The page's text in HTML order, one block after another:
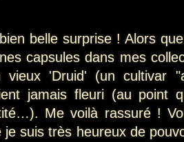
surprise ! Alors que
capsules dans mes
vieux 'Druid' (un cultivar
jamais fleuri (au point
Me voilà rassuré !
je suis très heureux de